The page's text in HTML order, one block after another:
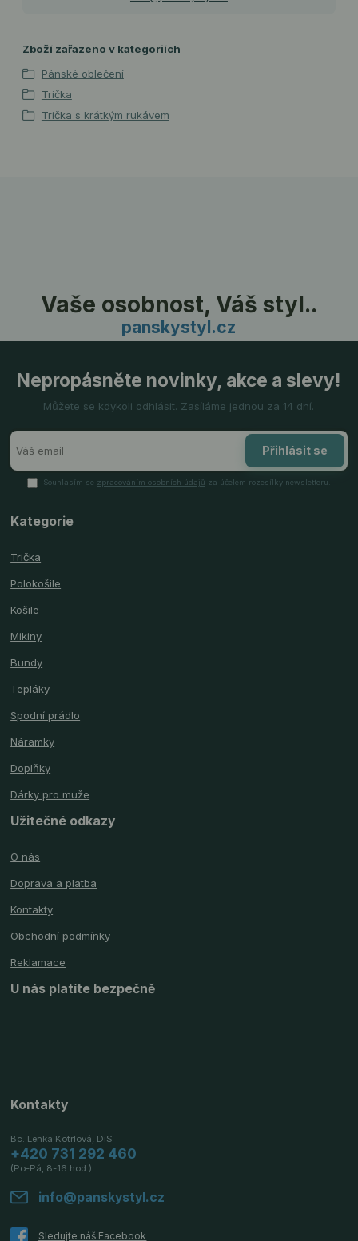
Zboží zařazeno v kategoriích
Pánské oblečení
Trička
Trička s krátkým rukávem
Vaše osobnost, Váš styl..
panskystyl.cz
Nepropásněte novinky, akce a slevy!
Můžete se kdykoli odhlásit. Zasíláme jednou za 14 dní.
Přihlásit se
Souhlasím se zpracováním osobních údajů za účelem rozesílky newsletteru.
Kategorie
Trička
Polokošile
Košile
Mikiny
Bundy
Tepláky
Spodní prádlo
Náramky
Doplňky
Dárky pro muže
Užitečné odkazy
O nás
Doprava a platba
Kontakty
Obchodní podmínky
Reklamace
U nás platíte bezpečně
Kontakty
Bc. Lenka Kotrlová, DiS
+420 731 292 460
(Po-Pá, 8-16 hod.)
info@panskystyl.cz